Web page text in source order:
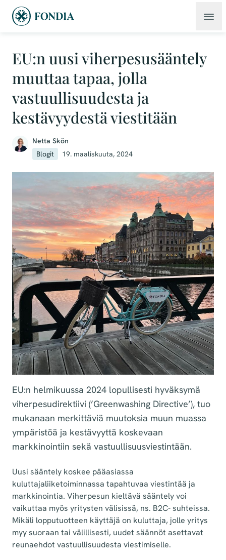
EU:n uusi viherpesusääntely
muuttaa tapaa, jolla
vastuullisuudesta ja
kestävyydestä viestitään
Netta Skön
Blogit
19. maaliskuuta, 2024
EU:n helmikuussa 2024 lopullisesti hyväksymä
viherpesudirektiivi (’Greenwashing Directive’), tuo
mukanaan merkittäviä muutoksia muun muassa
ympäristöä ja kestävyyttä koskevaan
markkinointiin sekä vastuullisuusviestintään.
Uusi sääntely koskee pääasiassa
kuluttajaliiketoiminnassa tapahtuvaa viestintää ja
markkinointia. Viherpesun kieltävä sääntely voi
vaikuttaa myös yritysten välisissä, ns. B2C- suhteissa.
Mikäli lopputuotteen käyttäjä on kuluttaja, jolle yritys
myy suoraan tai välillisesti, uudet säännöt asettavat
reunaehdot vastuullisuudesta viestimiselle.